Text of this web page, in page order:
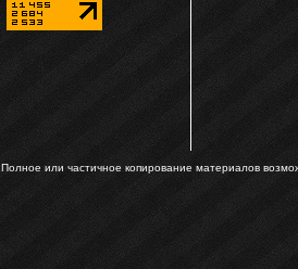
Полное или частичное копирование материалов